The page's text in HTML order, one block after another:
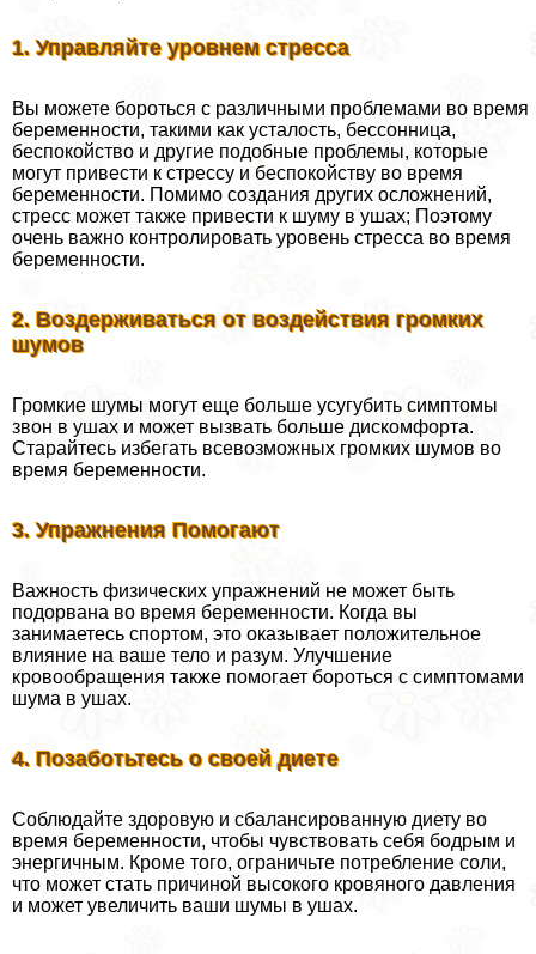
1. Управляйте уровнем стресса
Вы можете бороться с различными проблемами во время
беременности, такими как усталость, бессонница,
беспокойство и другие подобные проблемы, которые
могут привести к стрессу и беспокойству во время
беременности. Помимо создания других осложнений,
стресс может также привести к шуму в ушах; Поэтому
очень важно контролировать уровень стресса во время
беременности.
2. Воздерживаться от воздействия громких
шумов
Громкие шумы могут еще больше усугубить симптомы
звон в ушах и может вызвать больше дискомфорта.
Старайтесь избегать всевозможных громких шумов во
время беременности.
3. Упражнения Помогают
Важность физических упражнений не может быть
подорвана во время беременности. Когда вы
занимаетесь спортом, это оказывает положительное
влияние на ваше тело и разум. Улучшение
кровообращения также помогает бороться с симптомами
шума в ушах.
4. Позаботьтесь о своей диете
Соблюдайте здоровую и сбалансированную диету во
время беременности, чтобы чувствовать себя бодрым и
энергичным. Кроме того, ограничьте потрeбление соли,
что может стать причиной высокого кровяного давления
и может увеличить ваши шумы в ушах.